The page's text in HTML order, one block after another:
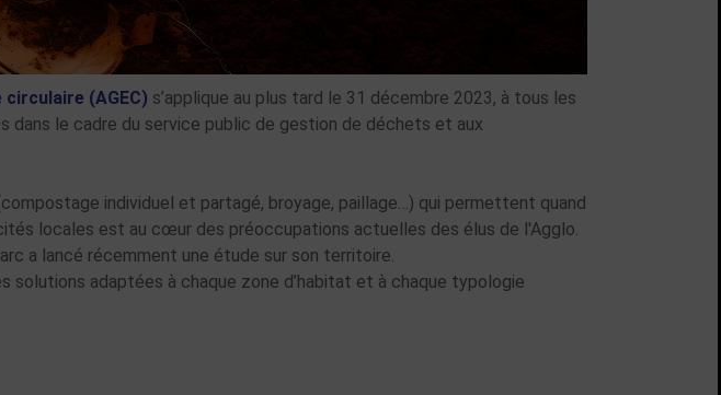
(AGEC) s’applique au plus tard le 31 décembre 2023, à tous les
le cadre du service public de gestion de déchets et aux
individuel et partagé, broyage, paillage…) qui permettent quand
locales est au cœur des préoccupations actuelles des élus de l'Agglo.
a lancé récemment une étude sur son territoire.
adaptées à chaque zone d’habitat et à chaque typologie